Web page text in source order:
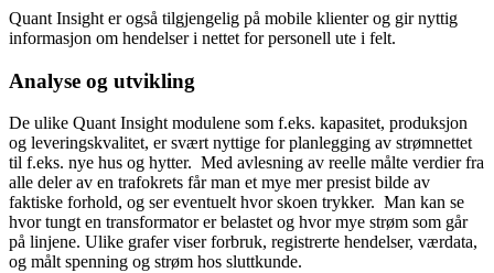
Quant Insight er også tilgjengelig på mobile klienter og gir nyttig
informasjon om hendelser i nettet for personell ute i felt.
Analyse og utvikling
De ulike Quant Insight modulene som f.eks. kapasitet, produksjon
og leveringskvalitet, er svært nyttige for planlegging av strømnettet
til f.eks. nye hus og hytter. Med avlesning av reelle målte verdier fra
alle deler av en trafokrets får man et mye mer presist bilde av
faktiske forhold, og ser eventuelt hvor skoen trykker. Man kan se
hvor tungt en transformator er belastet og hvor mye strøm som går
på linjene. Ulike grafer viser forbruk, registrerte hendelser, værdata,
og målt spenning og strøm hos sluttkunde.